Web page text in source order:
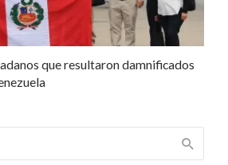
que resultaron damnificados